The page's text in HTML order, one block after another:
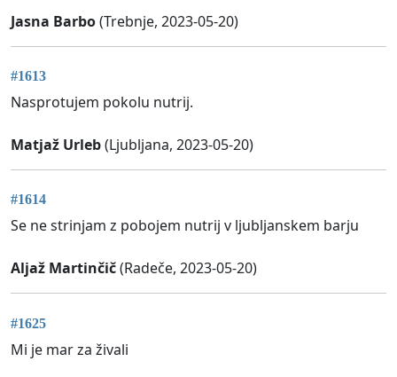
Jasna Barbo(Trebnje, 2023-05-20)
#1613
Nasprotujem pokolu nutrij.
Matjaž Urleb(Ljubljana, 2023-05-20)
#1614
Se ne strinjam z pobojem nutrij v ljubljanskem barju
Aljaž Martinčič(Radeče, 2023-05-20)
#1625
Mi je mar za živali